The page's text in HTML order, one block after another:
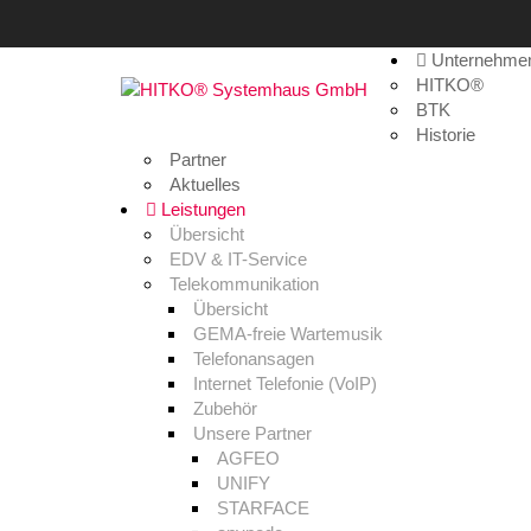
HITKO®
BTK
Historie
Partner
Aktuelles
Leistungen
Übersicht
EDV & IT-Service
Telekommunikation
Übersicht
GEMA-freie Wartemusik
Telefonansagen
Internet Telefonie (VoIP)
Zubehör
Unsere Partner
AGFEO
UNIFY
STARFACE
Leistungen